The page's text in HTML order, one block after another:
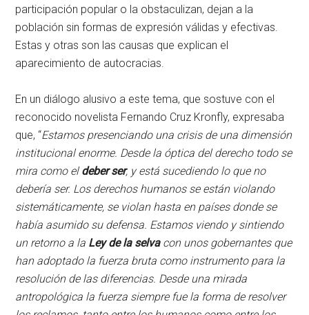
participación popular o la obstaculizan, dejan a la
población sin formas de expresión válidas y efectivas.
Estas y otras son las causas que explican el
aparecimiento de autocracias.
En un diálogo alusivo a este tema, que sostuve con el
reconocido novelista Fernando Cruz Kronfly, expresaba
que, “Estamos presenciando una crisis de una dimensión
institucional enorme. Desde la óptica del derecho todo se
mira como eldeber ser, y está sucediendo lo que no
debería ser. Los derechos humanos se están violando
sistemáticamente, se violan hasta en países donde se
había asumido su defensa. Estamos viendo y sintiendo
un retorno a la Ley de la selvacon unos gobernantes que
han adoptado la fuerza bruta como instrumento para la
resolución de las diferencias. Desde una mirada
antropológica la fuerza siempre fue la forma de resolver